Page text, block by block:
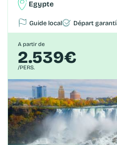
Egypte
Guide local Départ garanti
A partir de
2.539€
/PERS.